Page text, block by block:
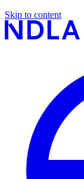
Skip to content